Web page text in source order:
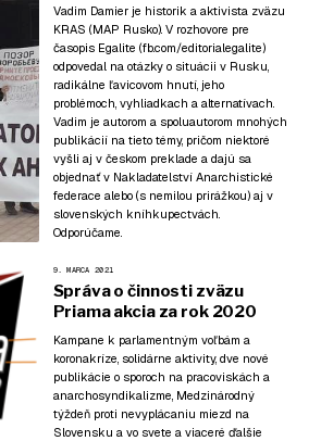
Vadim Damier je historik a aktivista zväzu
KRAS (MAP Rusko). V rozhovore pre
časopis Egalite (fb.com/editorialegalite)
odpovedal na otázky o situácii v Rusku,
radikálne ľavicovom hnutí, jeho
problémoch, vyhliadkach a alternatívach.
Vadim je autorom a spoluautorom mnohých
publikácií na tieto témy, pričom niektoré
vyšli aj v českom preklade a dajú sa
objednať v Nakladatelství Anarchistické
federace alebo (s nemilou prirážkou) aj v
slovenských kníhkupectvách.
Odporúčame.
9. MARCA 2021
Správa o činnosti zväzu
Priama akcia za rok 2020
Kampane k parlamentným voľbám a
koronakríze, solidárne aktivity, dve nové
publikácie o sporoch na pracoviskách a
anarchosyndikalizme, Medzinárodný
týždeň proti nevyplácaniu miezd na
Slovensku a vo svete a viaceré ďalšie